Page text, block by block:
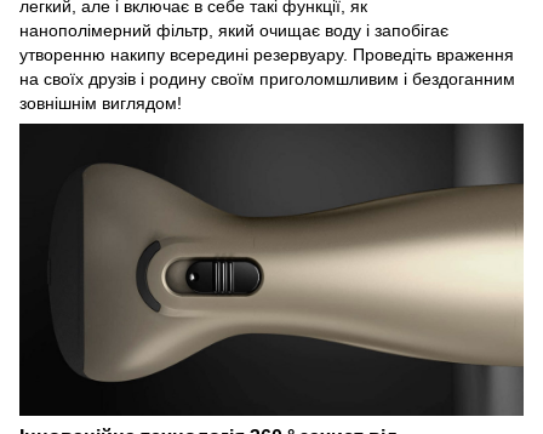
легкий, але і включає в себе такі функції, як
нанополімерний фільтр, який очищає воду і запобігає
утворенню накипу всередині резервуару. Проведіть враження
на своїх друзів і родину своїм приголомшливим і бездоганним
зовнішнім виглядом!